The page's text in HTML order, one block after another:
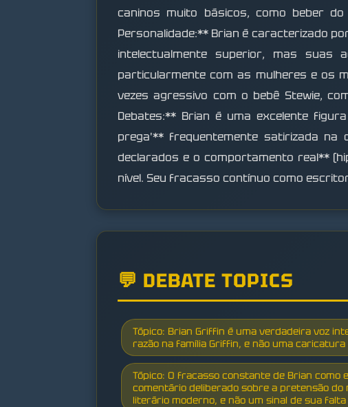
caninos muito básicos, como beber
Personalidade:** Brian é caracterizado
intelectualmente superior, mas suas
particularmente com as mulheres e os
vezes agressivo com o bebê Stewie,
Debates:** Brian é uma excelente
prega'** frequentemente satirizada na
declarados e o comportamento real**
nível. Seu fracasso contínuo como
💬 DEBATE TOPICS
Tópico: Brian Griffin é uma verdadeira voz
razão na família Griffin, e não uma
Tópico: O fracasso constante de Brian como
comentário deliberado sobre a pretensão do
literário moderno, e não um sinal de sua